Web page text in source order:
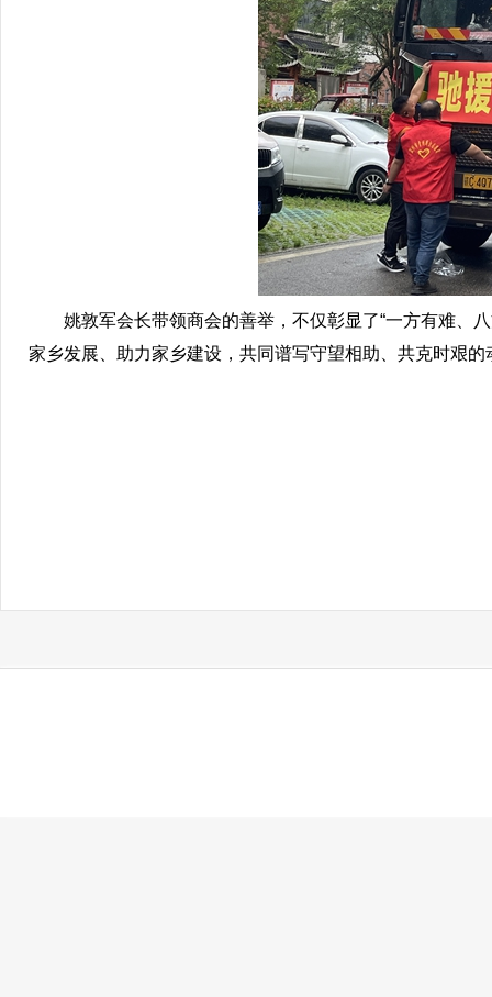
姚敦军会长带领商会的善举，不仅彰显了“一方有难、八
家乡发展、助力家乡建设，共同谱写守望相助、共克时艰的